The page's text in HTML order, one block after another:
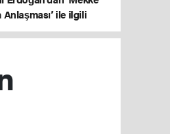
ile ilgili